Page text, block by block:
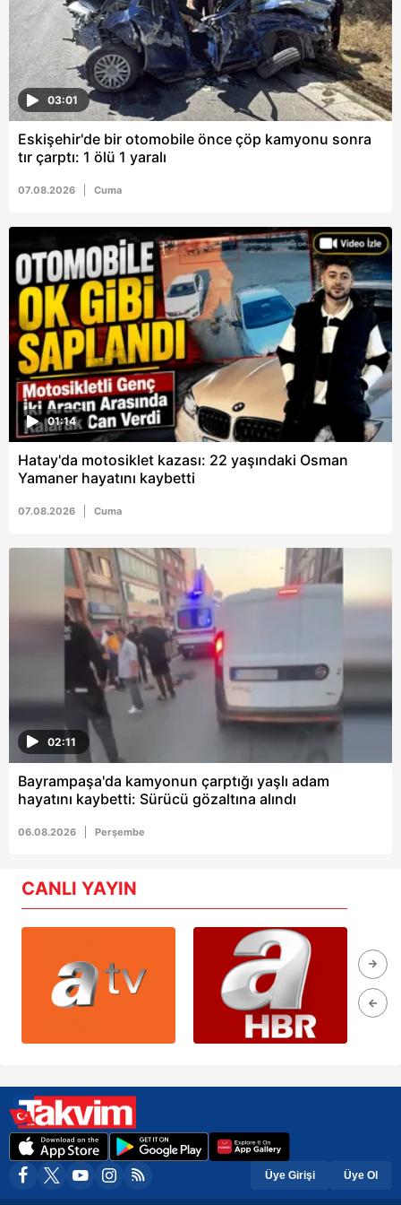
almak için lütfentıklayınız.
03:01
Eskişehir'de bir otomobile önce çöp kamyonu sonra
tır çarptı: 1 ölü 1 yaralı
07.08.2026 Cuma
01:14
Hatay'da motosiklet kazası: 22 yaşındaki Osman
Yamaner hayatını kaybetti
07.08.2026 Cuma
02:11
Bayrampaşa'da kamyonun çarptığı yaşlı adam
hayatını kaybetti: Sürücü gözaltına alındı
06.08.2026 Perşembe
CANLI YAYIN
Üye Girişi Üye Ol